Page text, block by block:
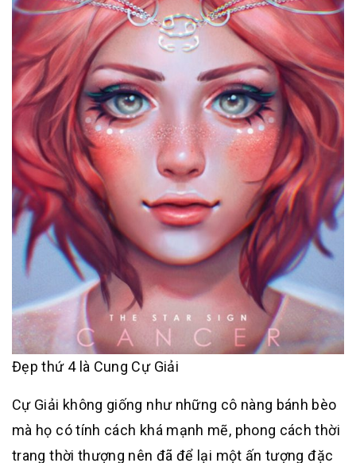
Đẹp thứ 4 là Cung Cự Giải
Cự Giải không giống như những cô nàng bánh bèo
mà họ có tính cách khá mạnh mẽ, phong cách thời
trang thời thượng nên đã để lại một ấn tượng đặc